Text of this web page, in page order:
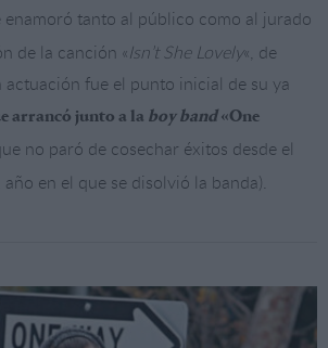
enamoró tanto al público como al jurado
de la canción «Isn’t She Lovely«, de
actuación fue el punto inicial de su ya
arrancó junto a la boy band«One
no paró de cosechar éxitos desde el
en el que se disolvió la banda).